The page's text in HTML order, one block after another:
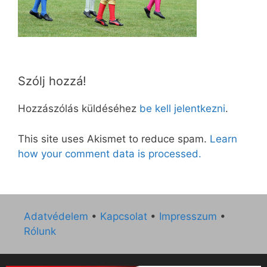
Szólj hozzá!
Hozzászólás küldéséhez be kell jelentkezni.
This site uses Akismet to reduce spam. Learn
how your comment data is processed.
Adatvédelem • Kapcsolat • Impresszum •
Rólunk